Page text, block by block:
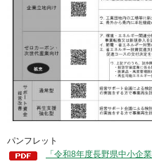
パンフレット
「令和8年度長野県中小企